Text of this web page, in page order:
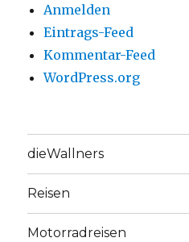
Anmelden
Eintrags-Feed
Kommentar-Feed
WordPress.org
dieWallners
Reisen
Motorradreisen